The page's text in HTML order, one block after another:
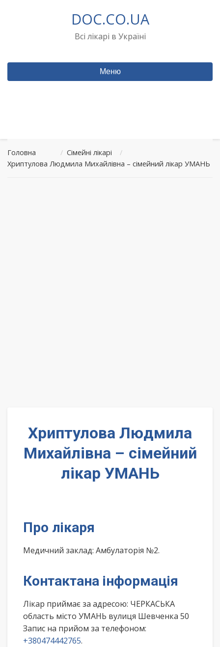
DOC.CO.UA
Всі лікарі в Україні
Меню
Головна / Сімейні лікарі
/
Хриптулова Людмила Михайлівна – сімейний лікар УМАНЬ
Хриптулова Людмила
Михайлівна – сімейний
лікар УМАНЬ
Про лікаря
Медичний заклад: Амбулаторія №2.
Контактана інформація
Лікар приймає за адресою: ЧЕРКАСЬКА
область місто УМАНЬ вулиця Шевченка 50
Запис на прийом за телефоном:
+380474442765.